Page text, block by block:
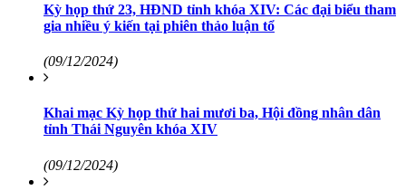
Kỳ họp thứ 23, HĐND tỉnh khóa XIV: Các đại biểu tham
gia nhiều ý kiến tại phiên thảo luận tổ
(09/12/2024)
Khai mạc Kỳ họp thứ hai mươi ba, Hội đồng nhân dân
tỉnh Thái Nguyên khóa XIV
(09/12/2024)